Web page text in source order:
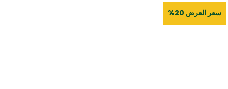
سعر العرض 20%